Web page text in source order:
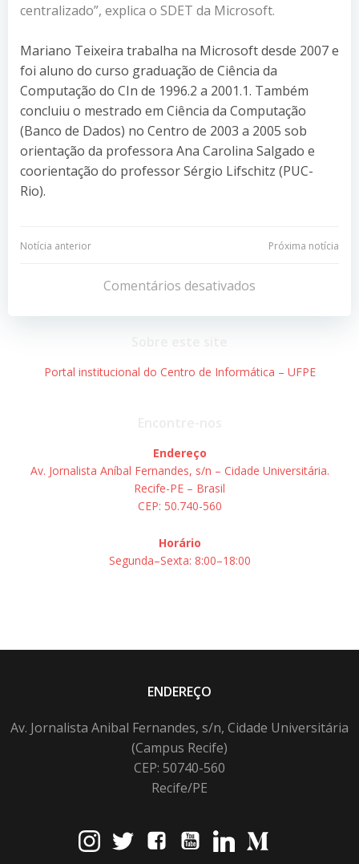
centralizado”, explica o SDET da Microsoft.
Mariano Teixeira trabalha na Microsoft desde 2007 e
foi aluno do curso graduação de Ciência da
Computação do CIn de 1996.2 a 2001.1. Também
concluiu o mestrado em Ciência da Computação
(Banco de Dados) no Centro de 2003 a 2005 sob
orientação da professora Ana Carolina Salgado e
coorientação do professor Sérgio Lifschitz (PUC-
Rio).
Navegação
Post
Notícia anterior
Navegação
de
Post
Próxima notícia
Comentários desativados
Portal institucional do Centro de Informática – UFPE
Endereço
Av. Jornalista Aníbal Fernandes, s/n – Cidade Universitária.
Recife-PE – Brasil
CEP: 50.740-560
Horário
Segunda–Sexta: 8:00–18:00
ENDEREÇO
Av. Jornalista Anibal Fernandes, s/n, Cidade Universitária
(Campus Recife)
CEP: 50740-560
Recife/PE